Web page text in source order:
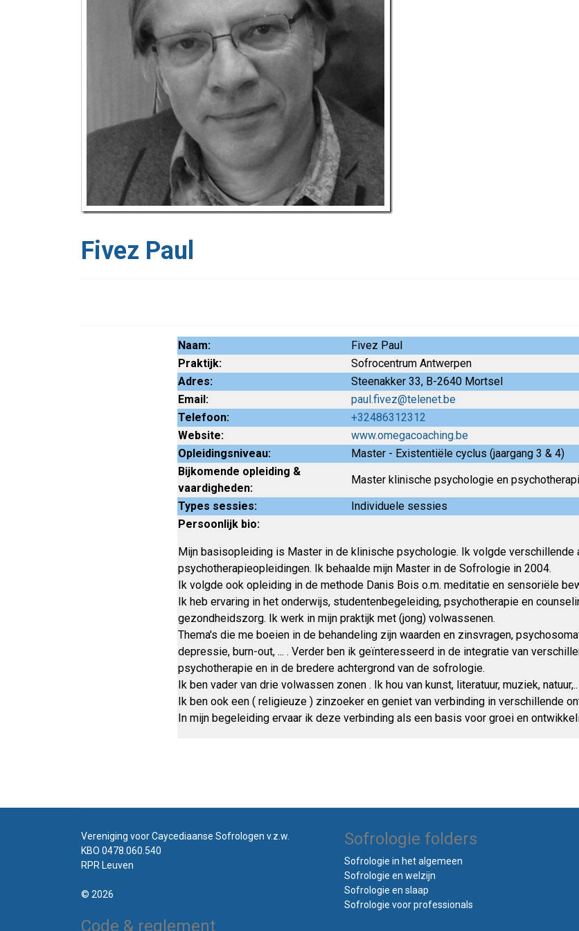
Fivez Paul
Naam:
Fivez Paul
Praktijk:
Sofrocentrum Antwerpen
Adres:
Steenakker 33, B-2640 Mortsel
Email:
paul.fivez@telenet.be
Telefoon:
+32486312312
Website:
www.omegacoaching.be
Opleidingsniveau:
Master - Existentiële cyclus (jaargang 3 & 4)
Bijkomende opleiding &
vaardigheden:
Master klinische psychologie en
Types sessies:
Individuele sessies
Persoonlijk bio:
Mijn basisopleiding is Master in de klinische psychologie. Ik volgde verschillende
psychotherapieopleidingen. Ik behaalde mijn Master in de Sofrologie in 2004.
Ik volgde ook opleiding in de methode Danis Bois o.m. meditatie en sensoriële
Ik heb ervaring in het onderwijs, studentenbegeleiding, psychotherapie en
gezondheidszorg. Ik werk in mijn praktijk met (jong) volwassenen.
Thema's die me boeien in de behandeling zijn waarden en zinsvragen,
depressie, burn-out, ... . Verder ben ik geïnteresseerd in de integratie van
psychotherapie en in de bredere achtergrond van de sofrologie.
Ik ben vader van drie volwassen zonen . Ik hou van kunst, literatuur, muziek, natuur,..
Ik ben ook een ( religieuze ) zinzoeker en geniet van verbinding in verschillende
In mijn begeleiding ervaar ik deze verbinding als een basis voor groei en
Vereniging voor Caycediaanse Sofrologen v.z.w.
KBO 0478.060.540
RPR Leuven
© 2026
Code & reglement
Sofrologie folders
Sofrologie in het algemeen
Sofrologie en welzijn
Sofrologie en slaap
Sofrologie voor professionals